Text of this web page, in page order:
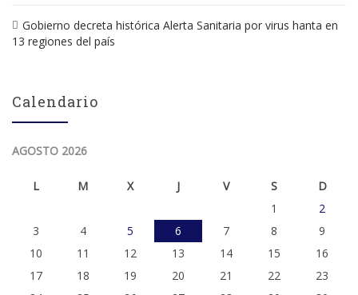
Gobierno decreta histórica Alerta Sanitaria por virus hanta en
13 regiones del país
Calendario
AGOSTO 2026
L M X J V S
D
1
2
3
4 5 6 7 8
9
10
11 12 13 14 15
16
17
18 19 20 21 22
23